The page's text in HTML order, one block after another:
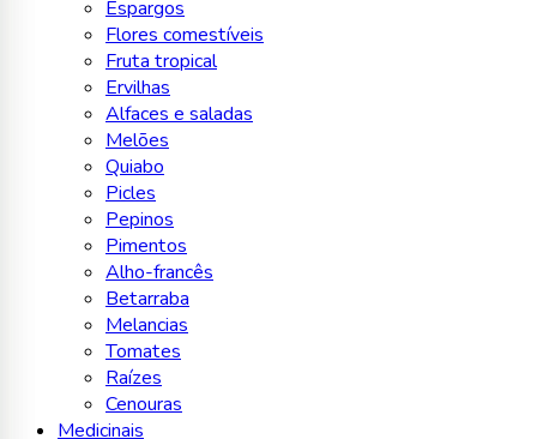
Espargos
Flores comestíveis
Fruta tropical
Ervilhas
Alfaces e saladas
Melões
Quiabo
Picles
Pepinos
Pimentos
Alho-francês
Betarraba
Melancias
Tomates
Raízes
Cenouras
Medicinais